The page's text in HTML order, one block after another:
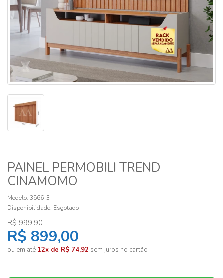
PAINEL PERMOBILI TREND
CINAMOMO
Modelo: 3566-3
Disponibilidade: Esgotado
R$ 999,90
R$ 899,00
ou em até 12x de R$ 74,92 sem juros no cartão